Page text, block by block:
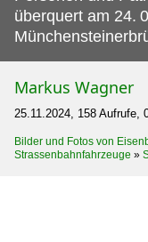
überquert am 24.
Markus Wagner
25.11.2024, 158 Aufrufe,
Bilder und Fotos von
Strassenbahnfahrzeuge »